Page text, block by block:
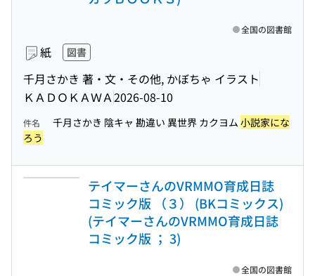
紙 図書
千月さかき 著・文・その他, かぼちゃ イラスト
ＫＡＤＯＫＡＷＡ2026-08-10
全国の図書館
件名 千月さかき 陰キャ 勘違い 異世界 カクヨム 小説家にな
ろう
テイマーさんのVRMMO育成日誌
コミック版 （３） (BKコミックス)
(テイマーさんのVRMMO育成日誌
コミック版 ； 3)
全国の図書館